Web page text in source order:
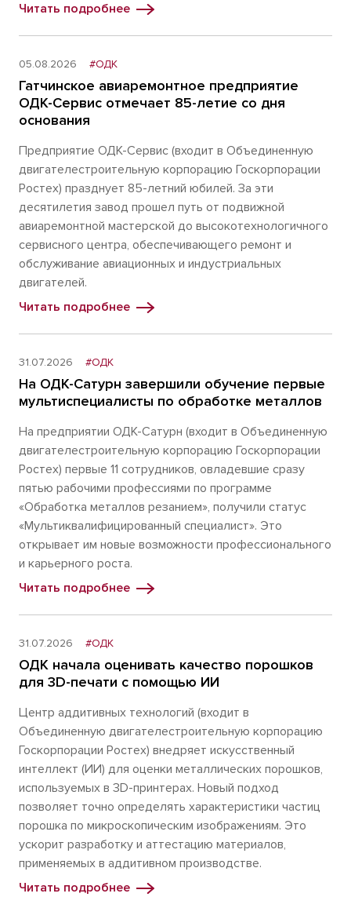
Читать подробнее
05.08.2026 #ОДК
Гатчинское авиаремонтное предприятие
ОДК-Сервис отмечает 85-летие со дня
основания
Предприятие ОДК-Сервис (входит в Объединенную
двигателестроительную корпорацию Госкорпорации
Ростех) празднует 85-летний юбилей. За эти
десятилетия завод прошел путь от подвижной
авиаремонтной мастерской до высокотехнологичного
сервисного центра, обеспечивающего ремонт и
обслуживание авиационных и индустриальных
двигателей.
Читать подробнее
31.07.2026 #ОДК
На ОДК-Сатурн завершили обучение первые
мультиспециалисты по обработке металлов
На предприятии ОДК-Сатурн (входит в Объединенную
двигателестроительную корпорацию Госкорпорации
Ростех) первые 11 сотрудников, овладевшие сразу
пятью рабочими профессиями по программе
«Обработка металлов резанием», получили статус
«Мультиквалифицированный специалист». Это
открывает им новые возможности профессионального
и карьерного роста.
Читать подробнее
31.07.2026 #ОДК
ОДК начала оценивать качество порошков
для 3D-печати с помощью ИИ
Центр аддитивных технологий (входит в
Объединенную двигателестроительную корпорацию
Госкорпорации Ростех) внедряет искусственный
интеллект (ИИ) для оценки металлических порошков,
используемых в 3D-принтерах. Новый подход
позволяет точно определять характеристики частиц
порошка по микроскопическим изображениям. Это
ускорит разработку и аттестацию материалов,
применяемых в аддитивном производстве.
Читать подробнее